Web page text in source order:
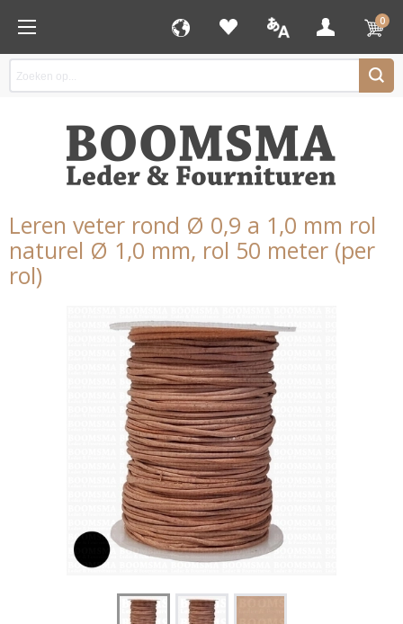
0
Leren veter rond Ø 0,9 a 1,0 mm rol
naturel Ø 1,0 mm, rol 50 meter (per
rol)